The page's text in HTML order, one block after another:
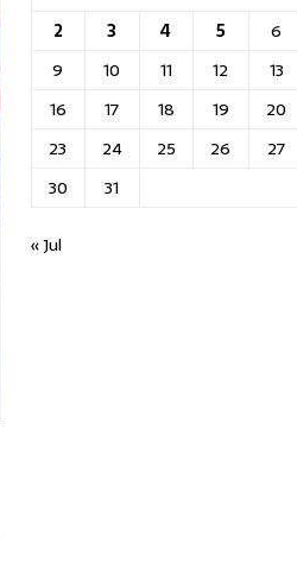
2
3 4 5 6
9
10 11 12 13
16
17 18 19 20
23
24 25 26 27
30
31
« Jul